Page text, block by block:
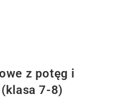
z potęg i
7-8)